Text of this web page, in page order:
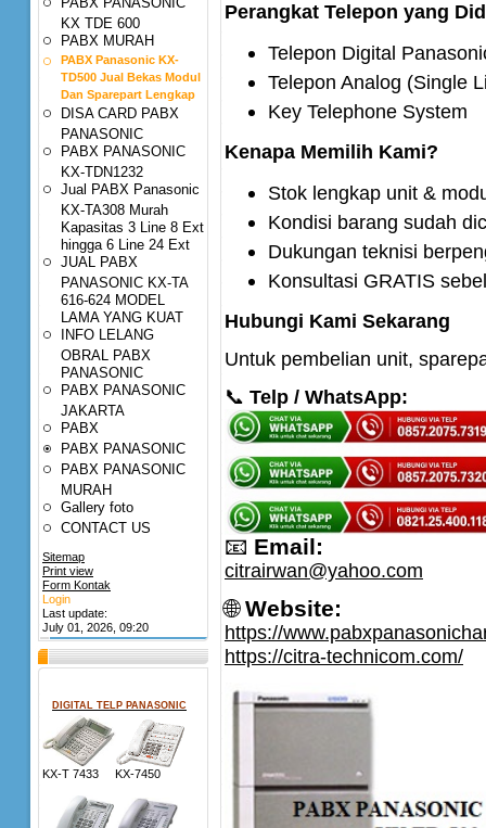
KX TDE 600
PABX MURAH
PABX Panasonic KX-
TD500 Jual Bekas Modul
Dan Sparepart Lengkap
DISA CARD PABX
PANASONIC
PABX PANASONIC
KX-TDN1232
Jual PABX Panasonic
KX-TA308 Murah
Kapasitas 3 Line 8 Ext
hingga 6 Line 24 Ext
JUAL PABX
PANASONIC KX-TA
616-624 MODEL
LAMA YANG KUAT
INFO LELANG
OBRAL PABX
PANASONIC
PABX PANASONIC
JAKARTA
PABX
PABX PANASONIC
PABX PANASONIC
MURAH
Gallery foto
CONTACT US
Sitemap
Print view
Form Kontak
Login
Last update:
July 01, 2026, 09:20
DIGITAL TELP PANASONIC
KX-T 7433 KX-7450
Perangkat Telepon yang
Telepon Digital
Telepon Analog (Single
Key Telephone System
Kenapa Memilih Kami?
Stok lengkap unit &
Kondisi barang sudah
Dukungan teknisi
Konsultasi GRATIS
Hubungi Kami Sekarang
Untuk pembelian unit,
📞 Telp / WhatsApp:
📧 Email:
citrairwan@yahoo.com
🌐Website:
https://
https://citra-technicom.com/